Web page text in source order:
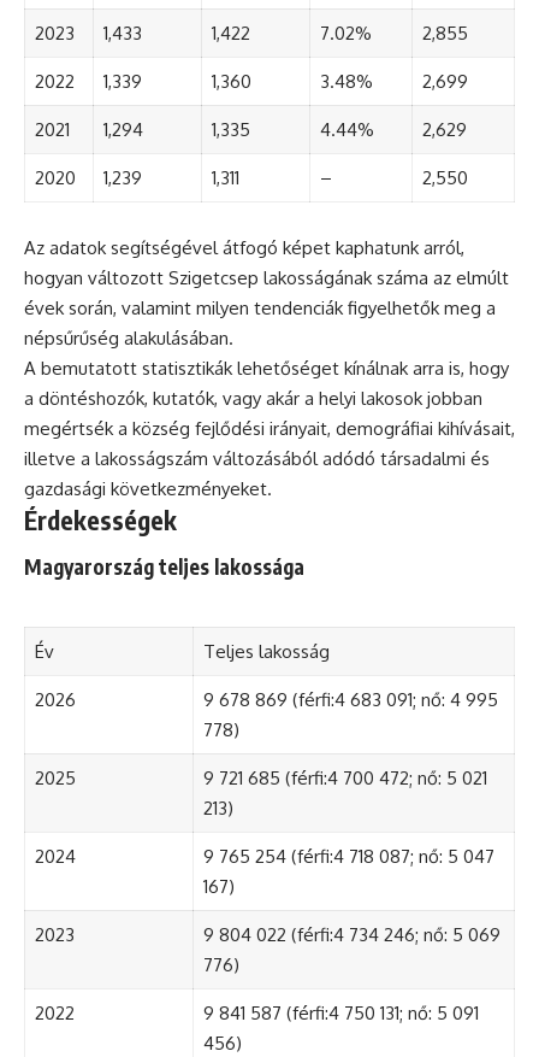
2023 1,433 1,422 7.02% 2,855
2022 1,339 1,360 3.48% 2,699
2021 1,294 1,335 4.44% 2,629
2020 1,239 1,311 – 2,550
Az adatok segítségével átfogó képet kaphatunk arról,
hogyan változott Szigetcsep lakosságának száma az elmúlt
évek során, valamint milyen tendenciák figyelhetők meg a
népsűrűség alakulásában.
A bemutatott statisztikák lehetőséget kínálnak arra is, hogy
a döntéshozók, kutatók, vagy akár a helyi lakosok jobban
megértsék a község fejlődési irányait, demográfiai kihívásait,
illetve a lakosságszám változásából adódó társadalmi és
gazdasági következményeket.
Érdekességek
Magyarország teljes lakossága
Év Teljes lakosság
2026
9 678 869 (férfi:4 683 091; nő: 4 995
778)
2025
9 721 685 (férfi:4 700 472; nő: 5 021
213)
2024
9 765 254 (férfi:4 718 087; nő: 5 047
167)
2023
9 804 022 (férfi:4 734 246; nő: 5 069
776)
2022
9 841 587 (férfi:4 750 131; nő: 5 091
456)